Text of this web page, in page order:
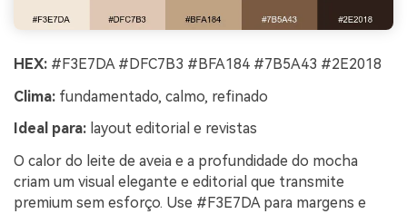
HEX: #F3E7DA #DFC7B3 #BFA184 #7B5A43 #2E2018
Clima: fundamentado, calmo, refinado
Ideal para: layout editorial e revistas
O calor do leite de aveia e a profundidade do mocha
criam um visual elegante e editorial que transmite
premium sem esforço. Use #F3E7DA para margens e